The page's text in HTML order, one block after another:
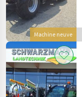
Machine neuve